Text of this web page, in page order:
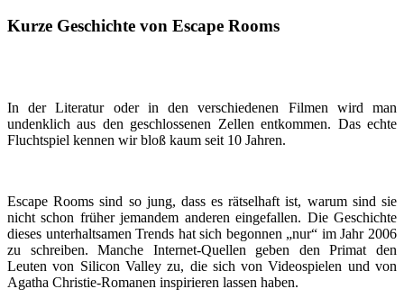
Kurze Geschichte von Escape Rooms
In der Literatur oder in den verschiedenen Filmen wird man
undenklich aus den geschlossenen Zellen entkommen. Das echte
Fluchtspiel kennen wir bloß kaum seit 10 Jahren.
Escape Rooms sind so jung, dass es rätselhaft ist, warum sind sie
nicht schon früher jemandem anderen eingefallen. Die Geschichte
dieses unterhaltsamen Trends hat sich begonnen „nur“ im Jahr 2006
zu schreiben. Manche Internet-Quellen geben den Primat den
Leuten von Silicon Valley zu, die sich von Videospielen und von
Agatha Christie-Romanen inspirieren lassen haben.